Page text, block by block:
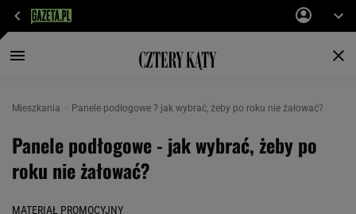
Mieszkania Panele podłogowe ? jak wybrać, żeby po roku nie żałować?
Panele podłogowe - jak wybrać, żeby po
roku nie żałować?
MATERIAŁ PROMOCYJNY